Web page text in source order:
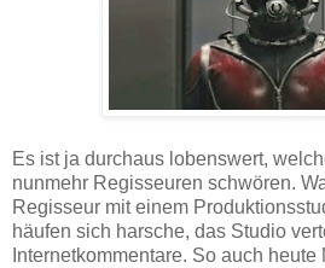
Es ist ja durchaus lobenswert,
nunmehr Regisseuren schwören.
Regisseur mit einem
häufen sich harsche, das Studio
Internetkommentare. So auch